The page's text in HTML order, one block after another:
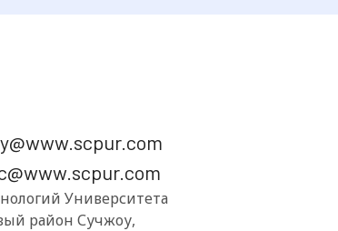
Университета
район Сучжоу,